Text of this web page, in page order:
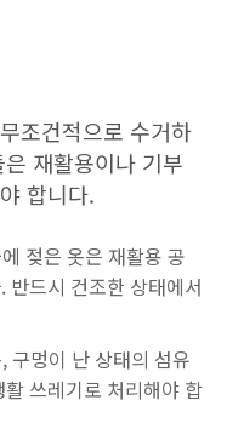
조건적으로 수거하
재활용이나 기부
합니다.
젖은 옷은 재활용 공
반드시 건조한 상태에서
구멍이 난 상태의 섬유
쓰레기로 처리해야 합